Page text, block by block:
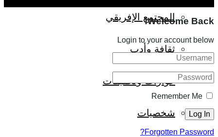
المجتمع الإفريقي
ثقافة وأدب
حوارات وتحقيقات
شخصيات
Welcome Back!
Login to your account below
Remember Me
Forgotten Password?